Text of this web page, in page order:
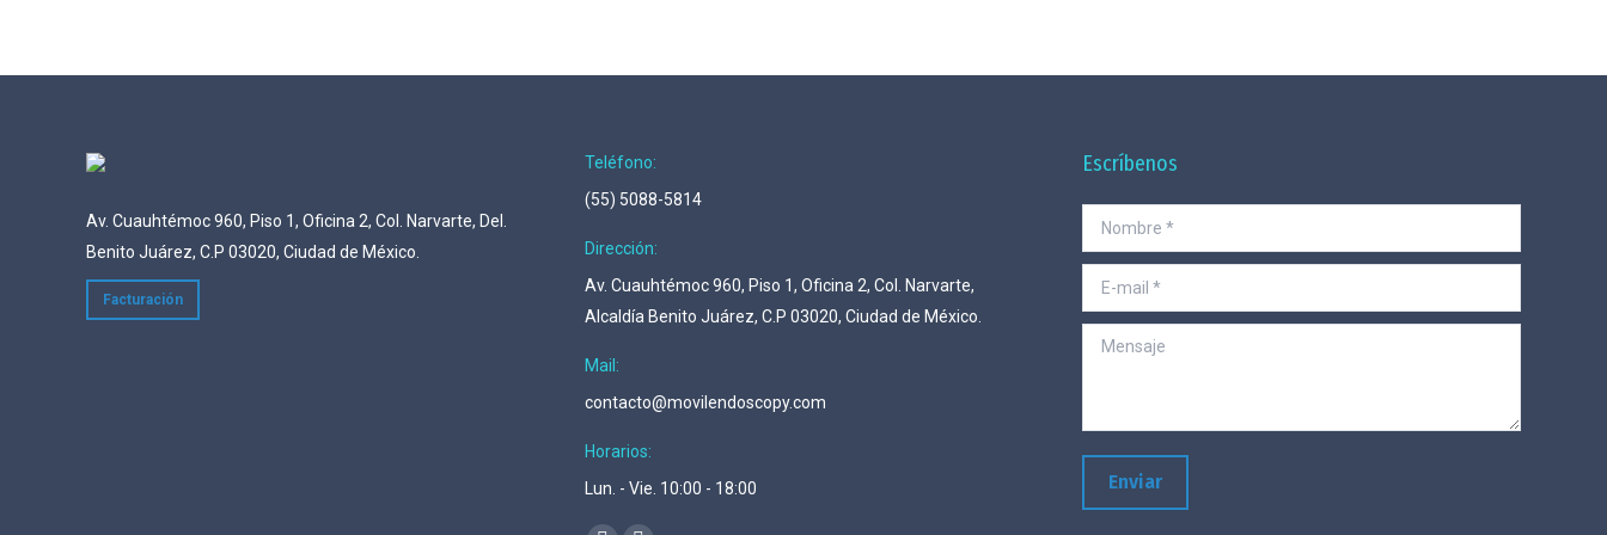
Av. Cuauhtémoc 960, Piso 1, Oficina 2, Col. Narvarte, Del.
Benito Juárez, C.P 03020, Ciudad de México.
Facturación
Teléfono:
(55) 5088-5814
Dirección:
Av. Cuauhtémoc 960, Piso 1, Oficina 2, Col. Narvarte,
Alcaldía Benito Juárez, C.P 03020, Ciudad de México.
Mail:
contacto@movilendoscopy.com
Horarios:
Lun. - Vie. 10:00 - 18:00
Escríbenos
Nombre *
E-mail *
Mensaje
Enviar